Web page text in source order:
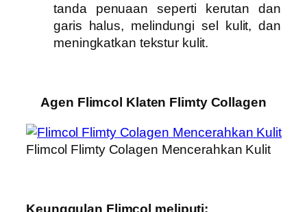
tanda penuaan seperti kerutan dan
garis halus, melindungi sel kulit, dan
meningkatkan tekstur kulit.
Agen Flimcol Klaten Flimty Collagen
Flimcol Flimty Colagen Mencerahkan Kulit
Keunggulan Flimcol meliputi: